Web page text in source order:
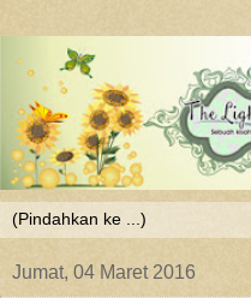
Jumat, 04 Maret 2016